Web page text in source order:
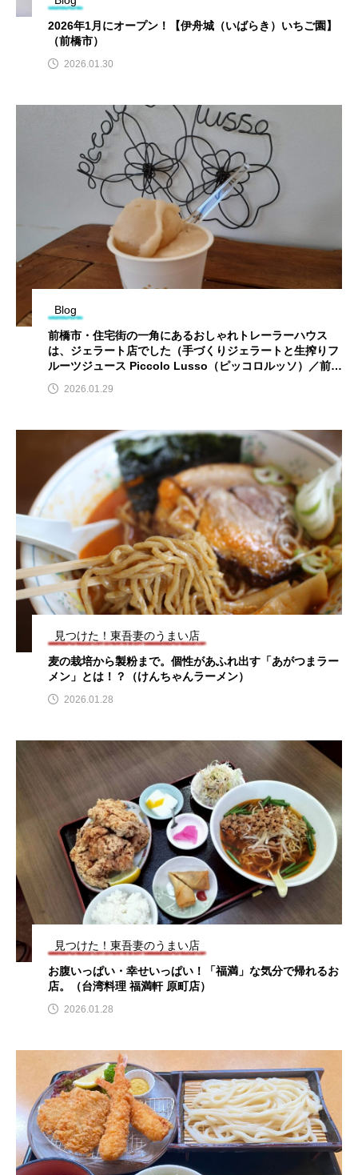
2026年1月にオープン！【伊舟城（いばらき）いちご園】
（前橋市）
2026.01.30
Blog
前橋市・住宅街の一角にあるおしゃれトレーラーハウス
は、ジェラート店でした（手づくりジェラートと生搾りフ
ルーツジュース Piccolo Lusso（ピッコロルッソ）／前橋
市）
2026.01.29
見つけた！東吾妻のうまい店
麦の栽培から製粉まで。個性があふれ出す「あがつまラー
メン」とは！？（けんちゃんラーメン）
2026.01.28
見つけた！東吾妻のうまい店
お腹いっぱい・幸せいっぱい！「福満」な気分で帰れるお
店。（台湾料理 福満軒 原町店）
2026.01.28